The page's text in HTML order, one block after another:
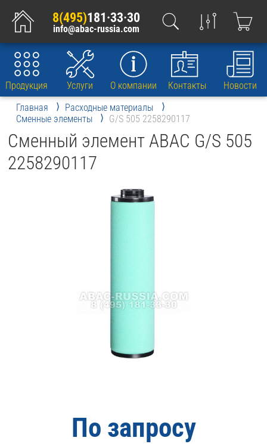
8(495)181·33·30
info@abac-russia.com
Продукция Услуги О компании Контакты
Новости
Главная
Расходные материалы
Сменные элементы
G/S 505 2258290117
Сменный элемент ABAC G/S 505
2258290117
По запросу